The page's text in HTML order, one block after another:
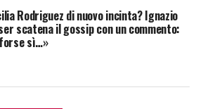
Rodriguez di nuovo incinta? Ignazio
scatena il gossip con un commento:
sì…»